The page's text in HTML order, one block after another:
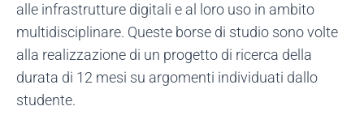
alle infrastrutture digitali e al loro uso in ambito
multidisciplinare. Queste borse di studio sono volte
alla realizzazione di un progetto di ricerca della
durata di 12 mesi su argomenti individuati dallo
studente.